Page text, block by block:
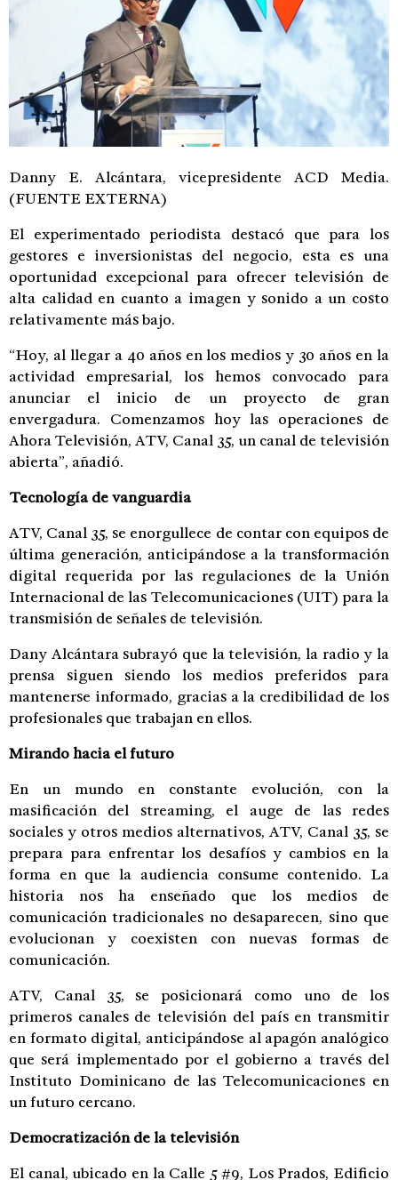
Danny E. Alcántara, vicepresidente ACD Media.
(FUENTE EXTERNA)
El experimentado periodista destacó que para los
gestores e inversionistas del negocio, esta es una
oportunidad excepcional para ofrecer televisión de
alta calidad en cuanto a imagen y sonido a un costo
relativamente más bajo.
“Hoy, al llegar a 40 años en los medios y 30 años en la
actividad empresarial, los hemos convocado para
anunciar el inicio de un proyecto de gran
envergadura. Comenzamos hoy las operaciones de
Ahora Televisión, ATV, Canal 35, un canal de televisión
abierta”, añadió.
Tecnología de vanguardia
ATV, Canal 35, se enorgullece de contar con equipos de
última generación, anticipándose a la transformación
digital requerida por las regulaciones de la Unión
Internacional de las Telecomunicaciones (UIT) para la
transmisión de señales de televisión.
Dany Alcántara subrayó que la televisión, la radio y la
prensa siguen siendo los medios preferidos para
mantenerse informado, gracias a la credibilidad de los
profesionales que trabajan en ellos.
Mirando hacia el futuro
En un mundo en constante evolución, con la
masificación del streaming, el auge de las redes
sociales y otros medios alternativos, ATV, Canal 35, se
prepara para enfrentar los desafíos y cambios en la
forma en que la audiencia consume contenido. La
historia nos ha enseñado que los medios de
comunicación tradicionales no desaparecen, sino que
evolucionan y coexisten con nuevas formas de
comunicación.
ATV, Canal 35, se posicionará como uno de los
primeros canales de televisión del país en transmitir
en formato digital, anticipándose al apagón analógico
que será implementado por el gobierno a través del
Instituto Dominicano de las Telecomunicaciones en
un futuro cercano.
Democratización de la televisión
El canal, ubicado en la Calle 5 #9, Los Prados, Edificio